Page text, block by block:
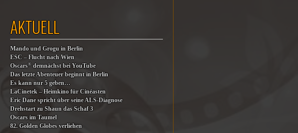
AKTUELL
Mando und Grogu in Berlin
ESC – Flucht nach Wien
Oscars® demnächst bei YouTube
Das letzte Abenteuer beginnt in Berlin
Es kann nur 5 geben…
LaCinetek – Heimkino für Cinéasten
Eric Dane spricht über seine ALS-Diagnose
Drehstart zu Shaun das Schaf 3
Oscars im Taumel
82. Golden Globes verliehen